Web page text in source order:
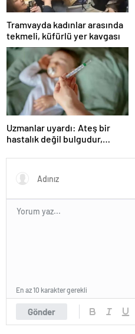
Tramvayda kadınlar arasında
tekmeli, küfürlü yer kavgası
Uzmanlar uyardı: Ateş bir
hastalık değil bulgudur,
mekanizmasıdır
Gönder
En az 10 karakter gerekli